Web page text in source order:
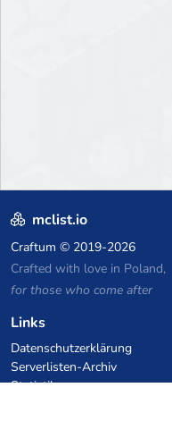
mclist.io
Craftum © 2019-2026
Crafted with love in Poland,
for those who come after
Links
Datenschutzerklärung
Serverlisten-Archiv
Statistiken